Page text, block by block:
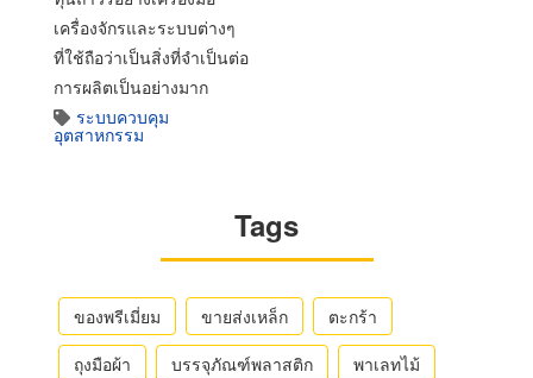
เครื่องจักรและระบบต่างๆ
ที่ใช้ถือว่าเป็นสิ่งที่จำเป็นต่อ
การผลิตเป็นอย่างมาก
ระบบควบคุม
อุตสาหกรรม
Tags
ของพรีเมี่ยม ขายส่งเหล็ก
ตะกร้า
ถุงมือผ้า
บรรจุภัณฑ์พลาสติก
พาเลทไม้